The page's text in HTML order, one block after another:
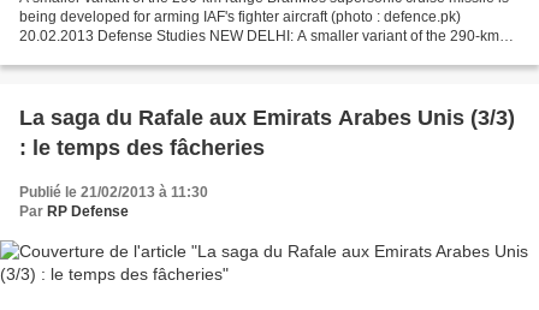
being developed for arming IAF's fighter aircraft (photo : defence.pk)
20.02.2013 Defense Studies NEW DELHI: A smaller variant of the 290-km
La saga du Rafale aux Emirats Arabes Unis (3/3)
: le temps des fâcheries
Publié le 21/02/2013 à 11:30
Par RP Defense